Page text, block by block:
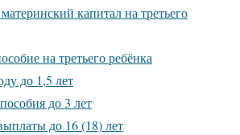
капитал на третьего
на третьего ребёнка
до 1,5 лет
до 3 лет
до 16 (18) лет